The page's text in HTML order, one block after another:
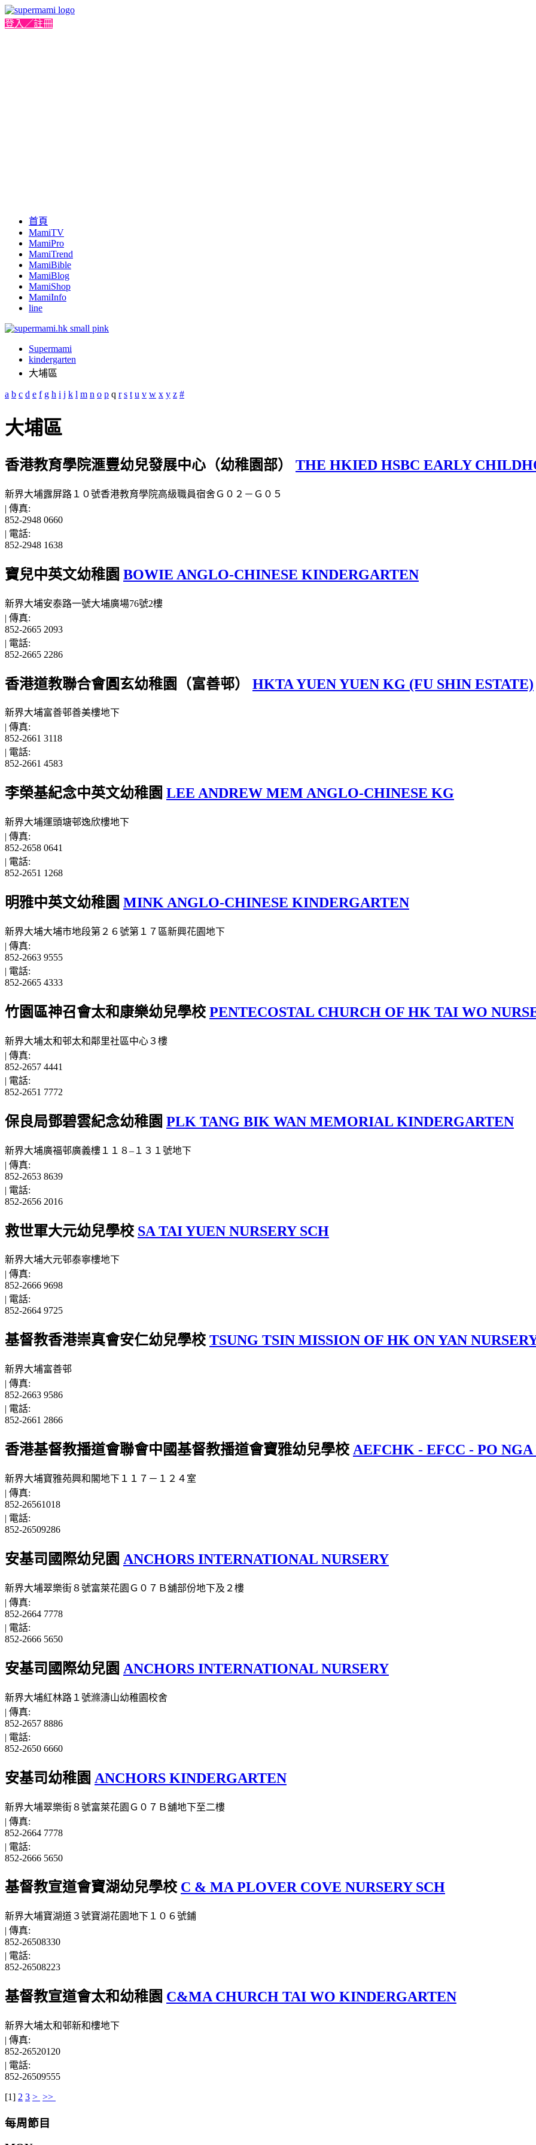
登入／註冊
首頁
MamiTV
MamiPro
MamiTrend
MamiBible
MamiBlog
MamiShop
MamiInfo
line
Supermami
kindergarten
大埔區
a b c d e f g h i j k l m n o p q r s t u v w x y z #
大埔區
香港教育學院滙豐幼兒發展中心（幼稚園部） THE HKIED HSBC EARLY
新界大埔露屏路１０號香港教育學院高級職員宿舍Ｇ０２－Ｇ０５
| 傳真:
852-2948 0660
| 電話:
852-2948 1638
寶兒中英文幼稚園 BOWIE ANGLO-CHINESE KINDERGARTEN
新界大埔安泰路一號大埔廣場76號2樓
| 傳真:
852-2665 2093
| 電話:
852-2665 2286
香港道教聯合會圓玄幼稚園（富善邨） HKTA YUEN YUEN KG (FU SHIN ESTATE)
新界大埔富善邨善美樓地下
| 傳真:
852-2661 3118
| 電話:
852-2661 4583
李榮基紀念中英文幼稚園 LEE ANDREW MEM ANGLO-CHINESE KG
新界大埔運頭塘邨逸欣樓地下
| 傳真:
852-2658 0641
| 電話:
852-2651 1268
明雅中英文幼稚園 MINK ANGLO-CHINESE KINDERGARTEN
新界大埔大埔市地段第２６號第１７區新興花園地下
| 傳真:
852-2663 9555
| 電話:
852-2665 4333
竹園區神召會太和康樂幼兒學校 PENTECOSTAL CHURCH OF HK TAI WO
新界大埔太和邨太和鄰里社區中心３樓
| 傳真:
852-2657 4441
| 電話:
852-2651 7772
保良局鄧碧雲紀念幼稚園 PLK TANG BIK WAN MEMORIAL KINDERGARTEN
新界大埔廣福邨廣義樓１１８–１３１號地下
| 傳真:
852-2653 8639
| 電話:
852-2656 2016
救世軍大元幼兒學校 SA TAI YUEN NURSERY SCH
新界大埔大元邨泰寧樓地下
傳真:
852-2666 9698
電話:
852-2664 9725
基督教香港崇真會安仁幼兒學校 TSUNG TSIN MISSION OF HK ON YAN
新界大埔富善邨
| 傳真:
852-2663 9586
| 電話:
852-2661 2866
香港基督教播道會聯會中國基督教播道會寶雅幼兒學校 AEFCHK - EFCC - PO
新界大埔寶雅苑興和閣地下１１７－１２４室
| 傳真:
852-26561018
| 電話:
852-26509286
安基司國際幼兒園 ANCHORS INTERNATIONAL NURSERY
新界大埔翠樂街８號富萊花園Ｇ０７Ｂ舖部份地下及２樓
| 傳真:
852-2664 7778
| 電話:
852-2666 5650
安基司國際幼兒園 ANCHORS INTERNATIONAL NURSERY
新界大埔紅林路１號滌濤山幼稚園校舍
| 傳真:
852-2657 8886
| 電話:
852-2650 6660
安基司幼稚園 ANCHORS KINDERGARTEN
新界大埔翠樂街８號富萊花園Ｇ０７Ｂ舖地下至二樓
| 傳真:
852-2664 7778
| 電話:
852-2666 5650
基督教宣道會寶湖幼兒學校 C & MA PLOVER COVE NURSERY SCH
新界大埔寶湖道３號寶湖花園地下１０６號鋪
| 傳真:
852-26508330
| 電話:
852-26508223
基督教宣道會太和幼稚園 C&MA CHURCH TAI WO KINDERGARTEN
新界大埔太和邨新和樓地下
| 傳真:
852-26520120
| 電話:
852-26509555
[1] 2 3 > >>
每周節目